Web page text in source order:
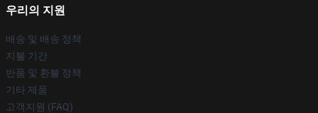
우리의 지원
배송 및 배송 정책
지불 기간
반품 및 환불 정책
기타 제품
고객지원 (FAQ)